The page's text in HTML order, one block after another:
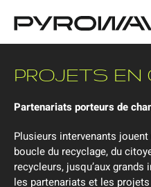
PROJETS EN
Partenariats porteurs de
Plusieurs intervenants
boucle du recyclage, du
recycleurs, jusqu’aux
les partenariats et les